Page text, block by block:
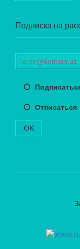
Подписка на
Отписаться
OK